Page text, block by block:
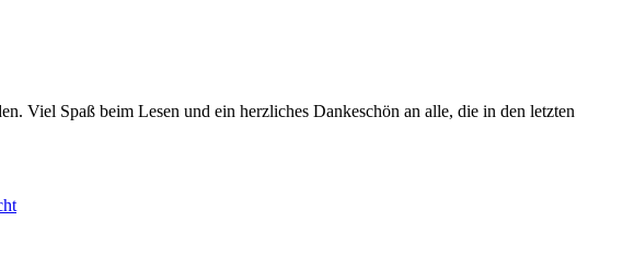
Viel Spaß beim Lesen und ein herzliches Dankeschön an alle, die in den letzten